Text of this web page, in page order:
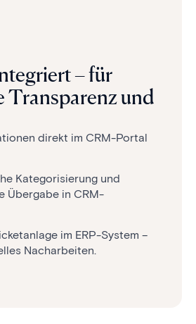
– für
Trans­parenz und
direkt im CRM-Portal
Kategorisierung und
Übergabe in CRM-
im ERP-System –
Nacharbeiten.